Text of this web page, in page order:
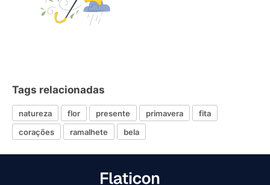
Tags relacionadas
natureza flor presente primavera
fita
corações
ramalhete bela